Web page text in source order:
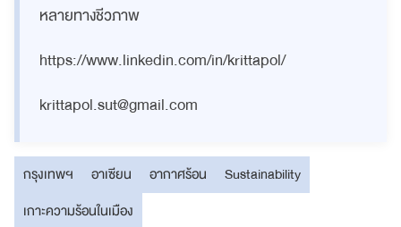
หลายทางชีวภาพ
https://www.linkedin.com/in/krittapol/
krittapol.sut@gmail.com
กรุงเทพฯ อาเซียน อากาศร้อน
Sustainability
เกาะความร้อนในเมือง